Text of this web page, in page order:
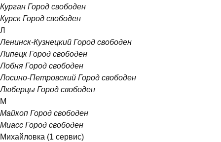
Курган Город свободен
Курск Город свободен
Л
Ленинск-Кузнецкий Город свободен
Липецк Город свободен
Лобня Город свободен
Лосино-Петровский Город свободен
Люберцы Город свободен
М
Майкоп Город свободен
Миасс Город свободен
Михайловка (1 сервис)